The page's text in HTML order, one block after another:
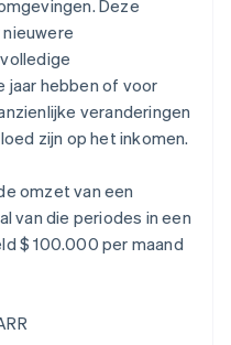
Deze
hebben of voor
veranderingen
zijn op het inkomen.
omzet van een
van die periodes in een
$ 100.000 per maand